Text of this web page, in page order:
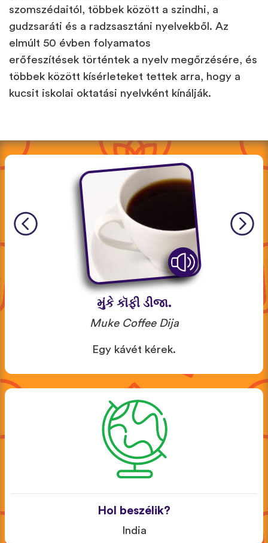
szomszédaitól, többek között a szindhi, a
gudzsaráti és a radzsasztáni nyelvekből. Az
elmúlt 50 évben folyamatos
erőfeszítések történtek a nyelv megőrzésére, és
többek között kísérleteket tettek arra, hogy a
kucsit iskolai oktatási nyelvként kínálják.
મુંકે કૉફી ડીજા.
Muke Coffee Dija
Egy kávét kérek.
Hol beszélik?
India